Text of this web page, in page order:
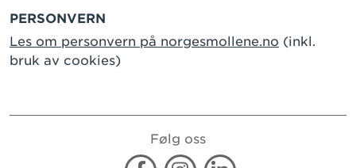
PERSONVERN
Les om personvern på norgesmollene.no (inkl.
bruk av cookies)
Følg oss